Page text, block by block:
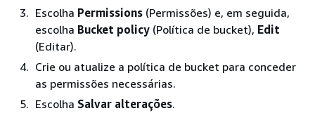
Escolha Permissions (Permissões) e, em seguida,
escolha Bucket policy (Política de bucket), Edit
(Editar).
Crie ou atualize a política de bucket para conceder
as permissões necessárias.
Escolha Salvar alterações.